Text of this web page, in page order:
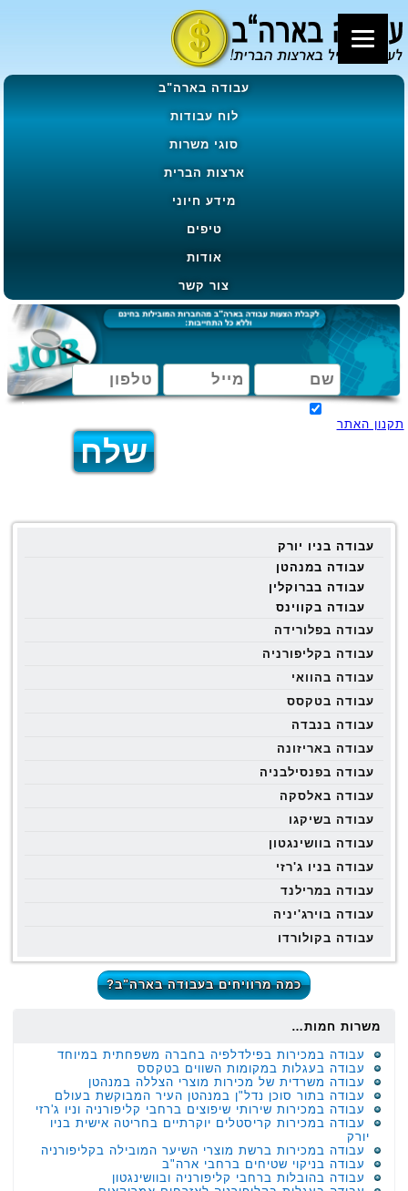
עבודה בארה"ב
לוח עבודות
סוגי משרות
ארצות הברית
מידע חיוני
טיפים
אודות
צור קשר
תקנון האתר
עבודה בניו יורק
עבודה במנהטן
עבודה בברוקלין
עבודה בקווינס
עבודה בפלורידה
עבודה בקליפורניה
עבודה בהוואי
עבודה בטקסס
עבודה בנבדה
עבודה באריזונה
עבודה בפנסילבניה
עבודה באלסקה
עבודה בשיקגו
עבודה בוושינגטון
עבודה בניו ג'רזי
עבודה במרילנד
עבודה בוירג'יניה
עבודה בקולורדו
כמה מרוויחים בעבודה בארה"ב?
משרות חמות…
עבודה במכירות בפילדלפיה בחברה משפחתית במיוחד
עבודה בעגלות במקומות השווים בטקסס
עבודה משרדית של מכירות מוצרי הצללה במנהטן
עבודה בתור סוכן נדל"ן במנהטן העיר המבוקשת בעולם
עבודה במכירות שירותי שיפוצים ברחבי קליפורניה וניו ג'רזי
עבודה במכירות קריסטלים יוקרתיים בחריטה אישית בניו
יורק
עבודה במכירות ברשת מוצרי השיער המובילה בקליפורניה
עבודה בניקוי שטיחים ברחבי ארה"ב
עבודה בהובלות ברחבי קליפורניה ובוושינגטון